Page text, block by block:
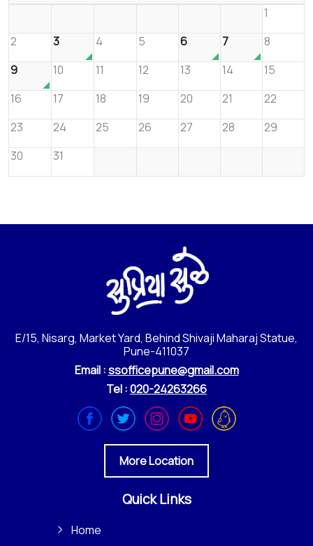
1
2
3 4 5 6 7
8
9
10 11 12 13 14
15
16
17 18 19 20 21
22
23
24 25 26 27 28
29
30
31
E/15, Nisarg, Market Yard, Behind Shivaji Maharaj Statue,
Pune-411037
Email :ssofficepune@gmail.com
Tel :020-24263266
More Location
Quick Links
Home